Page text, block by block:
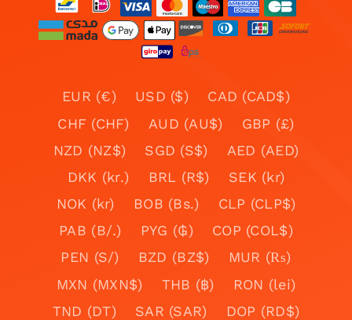
EUR (€) USD ($)
CAD (CAD$)
CHF (CHF)
AUD (AU$)
GBP (£)
NZD (NZ$)
SGD (S$)
AED (AED)
DKK (kr.)
BRL (R$)
SEK (kr)
NOK (kr)
BOB (Bs.)
CLP (CLP$)
PAB (B/.)
PYG (₲)
COP (COL$)
PEN (S/)
BZD (BZ$)
MUR (₨)
MXN (MXN$)
THB (฿)
RON (lei)
TND (DT)
SAR (SAR)
DOP (RD$)